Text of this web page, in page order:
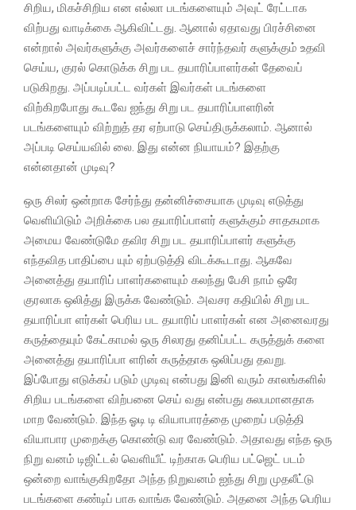
சிறிய, மிகச்சிறிய என எல்லா படங்களையும் அவுட் ரேட்டாக
விற்பது வாடிக்கை ஆகிவிட்டது. ஆனால் ஏதாவது பிரச்சினை
என்றால் அவர்களுக்கு அவர்களைச் சார்ந்தவர் களுக்கும் உதவி
செய்ய, குரல் கொடுக்க சிறு பட தயாரிப்பாளர்கள் தேவைப்
படுகிறது. அப்படிப்பட்ட வர்கள் இவர்கள் படங்களை
விற்கிறபோது கூடவே ஐந்து சிறு பட தயாரிப்பாளரின்
படங்களையும் விற்றுத் தர ஏற்பாடு செய்திருக்கலாம். ஆனால்
அப்படி செய்யவில் லை. இது என்ன நியாயம்? இதற்கு
என்னதான் முடிவு?
ஒரு சிலர் ஒன்றாக சேர்ந்து தன்னிச்சையாக முடிவு எடுத்து
வெளியிடும் அறிக்கை பல தயாரிப்பாளர் களுக்கும் சாதகமாக
அமைய வேண்டுமே தவிர சிறு பட தயாரிப்பாளர் களுக்கு
எந்தவித பாதிப்பை யும் ஏற்படுத்தி விடக்கூடாது. ஆகவே
அனைத்து தயாரிப் பாளர்களையும் கலந்து பேசி நாம் ஒரே
குரலாக ஒலித்து இருக்க வேண்டும். அவசர கதியில் சிறு பட
தயாரிப்பா ளர்கள் பெரிய பட தயாரிப் பாளர்கள் என அனைவரது
கருத்தையும் கேட்காமல் ஒரு சிலரது தனிப்பட்ட கருத்துக் களை
அனைத்து தயாரிப்பா ளரின் கருத்தாக ஒலிப்பது தவறு.
இப்போது எடுக்கப் படும் முடிவு என்பது இனி வரும் காலங்களில்
சிறிய படங்களை விற்பனை செய் வது என்பது சுலபமானதாக
மாற வேண்டும். இந்த ஓடி டி வியாபாரத்தை முறைப் படுத்தி
வியாபார முறைக்கு கொண்டு வர வேண்டும். அதாவது எந்த ஒரு
நிறு வனம் டிஜிட்டல் வெளியீட் டிற்காக பெரிய பட்ஜெட் படம்
ஒன்றை வாங்குகிறதோ அந்த நிறுவனம் ஐந்து சிறு முதலீட்டு
படங்களை கண்டிப் பாக வாங்க வேண்டும். அதனை அந்த பெரிய